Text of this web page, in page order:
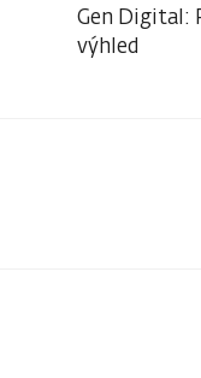
Gen Digital:
výhled